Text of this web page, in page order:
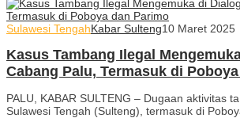
Sulawesi TengahKabar Sulteng10 Maret 2025
Kasus Tambang Ilegal
Cabang Palu, Termasuk di
PALU, KABAR SULTENG – Dugaan aktivitas
Sulawesi Tengah (Sulteng), termasuk di